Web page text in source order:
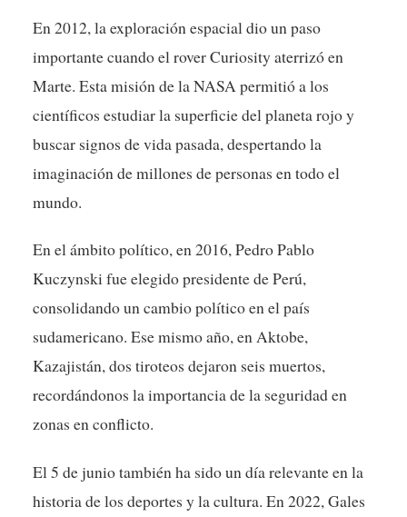
En 2012, la exploración espacial dio un paso
importante cuando el rover Curiosity aterrizó en
Marte. Esta misión de la NASA permitió a los
científicos estudiar la superficie del planeta rojo y
buscar signos de vida pasada, despertando la
imaginación de millones de personas en todo el
mundo.
En el ámbito político, en 2016, Pedro Pablo
Kuczynski fue elegido presidente de Perú,
consolidando un cambio político en el país
sudamericano. Ese mismo año, en Aktobe,
Kazajistán, dos tiroteos dejaron seis muertos,
recordándonos la importancia de la seguridad en
zonas en conflicto.
El 5 de junio también ha sido un día relevante en la
historia de los deportes y la cultura. En 2022, Gales